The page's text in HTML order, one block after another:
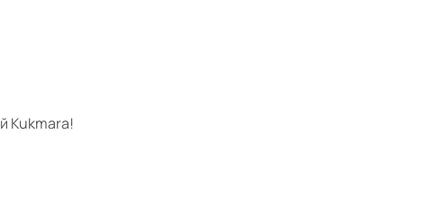
Kukmara!